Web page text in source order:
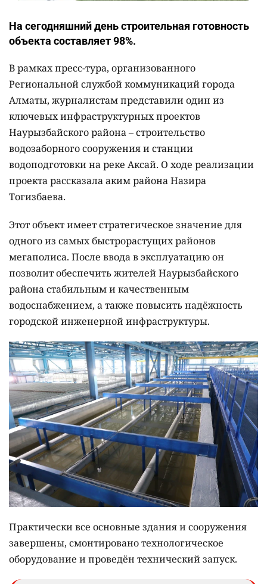
На сегодняшний день строительная готовность
объекта составляет 98%.
В рамках пресс-тура, организованного
Региональной службой коммуникаций города
Алматы, журналистам представили один из
ключевых инфраструктурных проектов
Наурызбайского района – строительство
водозаборного сооружения и станции
водоподготовки на реке Аксай. О ходе реализации
проекта рассказала аким района Назира
Тогизбаева.
Этот объект имеет стратегическое значение для
одного из самых быстрорастущих районов
мегаполиса. После ввода в эксплуатацию он
позволит обеспечить жителей Наурызбайского
района стабильным и качественным
водоснабжением, а также повысить надёжность
городской инженерной инфраструктуры.
Практически все основные здания и сооружения
завершены, смонтировано технологическое
оборудование и проведён технический запуск.